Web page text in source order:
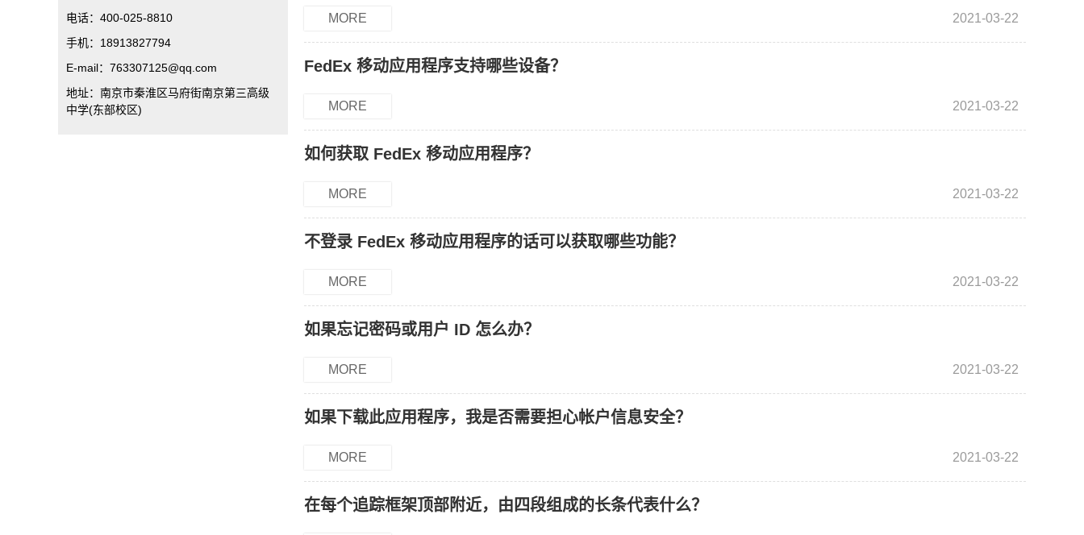
电话：400-025-8810
手机：18913827794
E-mail：763307125@qq.com
地址：南京市秦淮区马府街南京第三高级
中学(东部校区)
MORE 2021-03-22
FedEx 移动应用程序支持哪些设备？
MORE 2021-03-22
如何获取 FedEx 移动应用程序？
MORE 2021-03-22
不登录 FedEx 移动应用程序的话可以获取哪些功能？
MORE 2021-03-22
如果忘记密码或用户 ID 怎么办？
MORE 2021-03-22
如果下载此应用程序，我是否需要担心帐户信息安全？
MORE 2021-03-22
在每个追踪框架顶部附近，由四段组成的长条代表什么？